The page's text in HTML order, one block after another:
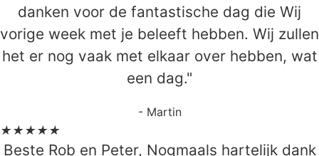
danken voor de fantastische dag die Wij
vorige week met je beleeft hebben. Wij zullen
het er nog vaak met elkaar over hebben, wat
een dag."
- Martin
★★★★★
Beste Rob en Peter, Nogmaals hartelijk dank